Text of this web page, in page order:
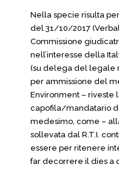
Nella specie risulta
del 31/10/2017
Commissione
nell’interesse della
(su delega del legale
per ammissione del
Environment – riveste
capofila/mandatario
medesimo, come –
sollevata dal R.T.I.
essere per ritenere
far decorrere il dies a